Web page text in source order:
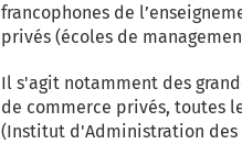
francophones de
privés (écoles de
Il s'agit notamment des
de commerce privés, toutes
(Institut d'Administration des